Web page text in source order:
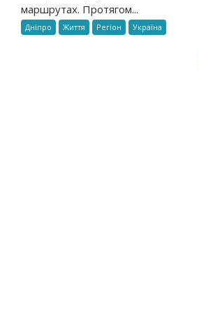
маршрутах. Протягом...
Дніпро Життя Регіон Україна